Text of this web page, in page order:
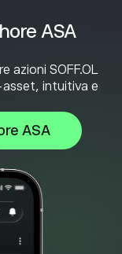
ASA
azioni SOFF.OL
intuitiva e
ASA